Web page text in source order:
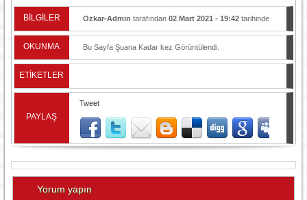
stok bilgisi alabilirsiniz
BİLGİLER Ozkar-Admin tarafından 02 Mart 2021 - 19:42tarihinde
OKUNMA Bu Sayfa Şuana Kadar kez Görüntülendi.
ETİKETLER
PAYLAŞ
Tweet
Yorum yapın